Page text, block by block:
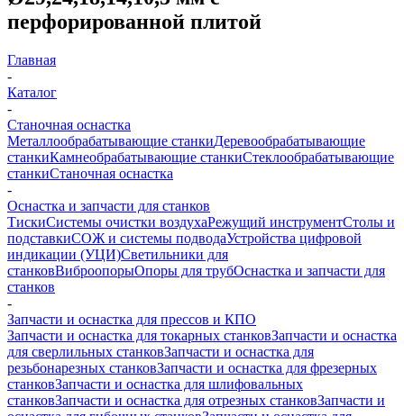
перфорированной плитой
Главная
-
Каталог
-
Станочная оснастка
Металлообрабатывающие станкиДеревообрабатывающие
станкиКамнеобрабатывающие станкиСтеклообрабатывающие
станкиСтаночная оснастка
-
Оснастка и запчасти для станков
ТискиСистемы очистки воздухаРежущий инструментСтолы и
подставкиСОЖ и системы подводаУстройства цифровой
индикации (УЦИ)Светильники для
станковВиброопорыОпоры для трубОснастка и запчасти для
станков
-
Запчасти и оснастка для прессов и КПО
Запчасти и оснастка для токарных станковЗапчасти и оснастка
для сверлильных станковЗапчасти и оснастка для
резьбонарезных станковЗапчасти и оснастка для фрезерных
станковЗапчасти и оснастка для шлифовальных
станковЗапчасти и оснастка для отрезных станковЗапчасти и